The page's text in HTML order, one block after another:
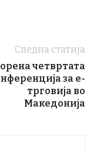
Следна статија
четвртата
за е-
трговија во
Македонија